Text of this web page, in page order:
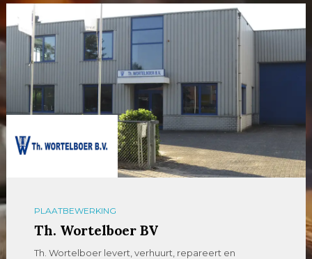
PLAATBEWERKING
Th. Wortelboer BV
Th. Wortelboer levert, verhuurt, repareert en